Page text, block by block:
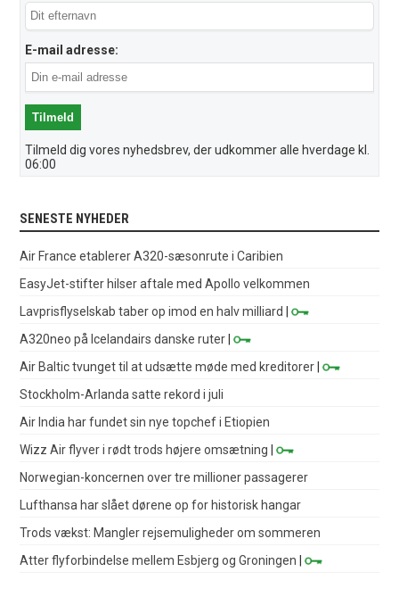
E-mail adresse:
Tilmeld dig vores nyhedsbrev, der udkommer alle hverdage kl.
06:00
SENESTE NYHEDER
Air France etablerer A320-sæsonrute i Caribien
EasyJet-stifter hilser aftale med Apollo velkommen
Lavprisflyselskab taber op imod en halv milliard
|
A320neo på Icelandairs danske ruter |
Air Baltic tvunget til at udsætte møde med kreditorer |
Stockholm-Arlanda satte rekord i juli
Air India har fundet sin nye topchef i Etiopien
Wizz Air flyver i rødt trods højere omsætning |
Norwegian-koncernen over tre millioner passagerer
Lufthansa har slået dørene op for historisk hangar
Trods vækst: Mangler rejsemuligheder om sommeren
Atter flyforbindelse mellem Esbjerg og Groningen |